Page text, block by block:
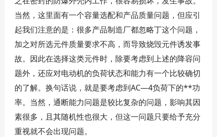
当然，这里面有一个容量选配和产品质量问题，但应引
起我们注意的是：很多产品制造厂都忽略丁这个问题，
加之对所选元件质量要求不高，而导致烧毁元件诱发事
故。因此在选择这类元件时，除要考虑到上述的降容问
题外，还应对电动机的负荷状态和能力有一个比较确切
的了解。换句话说，就是要考虑到AC—4负荷下的**功
率。当然，通断能力问题是较比复杂的问题，影响其因
素很多，且其随机性也很大，但这一问题只要给予充分
重视就不会出现问题。